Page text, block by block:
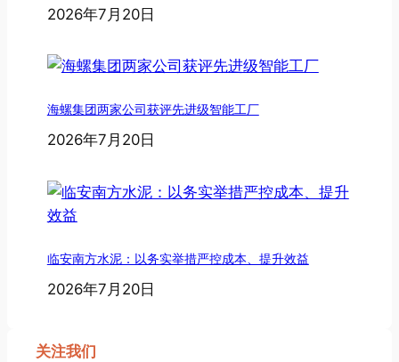
2026年7月20日
海螺集团两家公司获评先进级智能工厂
2026年7月20日
临安南方水泥：以务实举措严控成本、提升效益
2026年7月20日
关注我们